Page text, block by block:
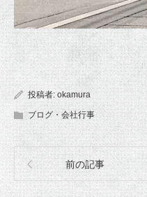
投稿者: okamura
ブログ・会社行事
前の記事